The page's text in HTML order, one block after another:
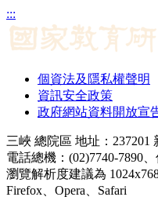
:::
個資法及隱私權聲明
資訊安全政策
政府網站資料開放宣
三峽 總院區 地址：237201
電話總機：(02)7740-7890
瀏覽解析度建議為
Firefox、Opera、Safari